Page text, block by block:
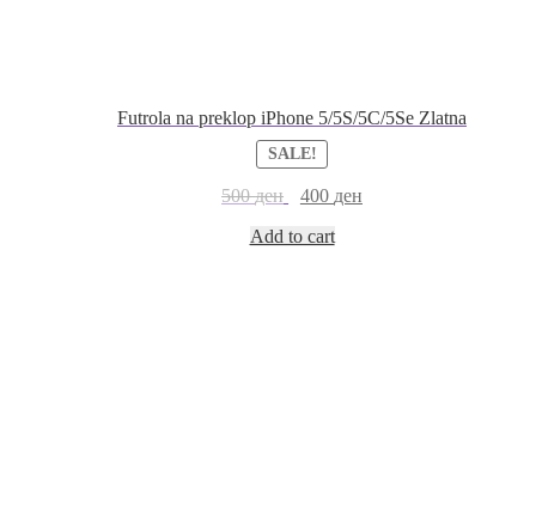
Futrola na preklop iPhone 5/5S/5C/5Se Zlatna
SALE!
500ден 400 ден
Add to cart